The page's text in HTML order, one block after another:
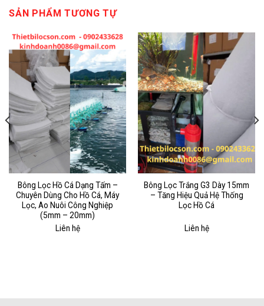
SẢN PHẨM TƯƠNG TỰ
Bông Lọc Hồ Cá Dạng Tấm –
Chuyên Dùng Cho Hồ Cá, Máy
Lọc, Ao Nuôi Công Nghiệp
(5mm – 20mm)
Liên hệ
Bông Lọc Trắng G3 Dày 15mm
– Tăng Hiệu Quả Hệ Thống
Lọc Hồ Cá
Liên hệ